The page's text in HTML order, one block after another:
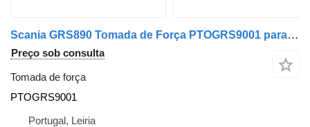
Scania GRS890 Tomada de Força PTOGRS9001 para camião Scania
Preço sob consulta
Tomada de força
PTOGRS9001
Portugal, Leiria